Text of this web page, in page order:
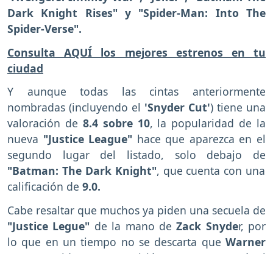
Dark Knight Rises" y "Spider-Man: Into The
Spider-Verse".
Consulta AQUÍ los mejores estrenos en tu
ciudad
Y aunque todas las cintas anteriormente
nombradas (incluyendo el 'Snyder Cut') tiene una
valoración de 8.4 sobre 10, la popularidad de la
nueva "Justice League" hace que aparezca en el
segundo lugar del listado, solo debajo de
"Batman: The Dark Knight", que cuenta con una
calificación de 9.0.
Cabe resaltar que muchos ya piden una secuela de
"Justice Legue" de la mano deZack Snyder, por
lo que en un tiempo no se descarta que Warner